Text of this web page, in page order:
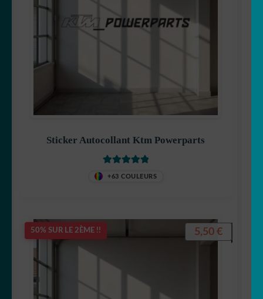
Sticker Autocollant Ktm Powerparts
+63 COULEURS
50% SUR LE 2ÈME !! 5,50 €